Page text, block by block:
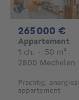
265 000 €
Appartement
1 ch. 1 chambre
· 50 m²
2800 Mechelen
Prachtig,
appartement